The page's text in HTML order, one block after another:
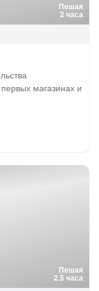
Пешая
2 часа
магазинах и
Пешая
2.5 часа